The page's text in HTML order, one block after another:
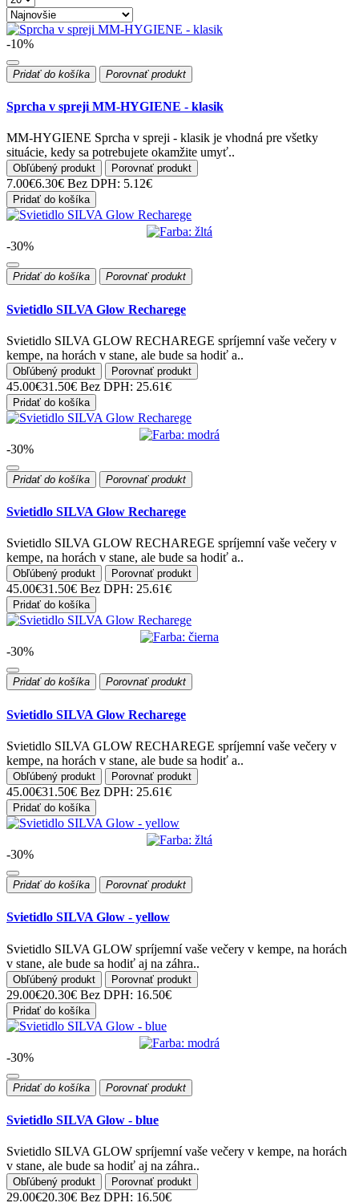
-10%
Pridať do košíka Porovnať produkt
Sprcha v spreji MM-HYGIENE - klasik
MM-HYGIENE Sprcha v spreji - klasik je vhodná pre všetky
situácie, kedy sa potrebujete okamžite umyť..
Obľúbený produkt Porovnať produkt
7.00€6.30€ Bez DPH: 5.12€
Pridať do košíka
-30%
Pridať do košíka Porovnať produkt
Svietidlo SILVA Glow Recharege
Svietidlo SILVA GLOW RECHAREGE spríjemní vaše večery v
kempe, na horách v stane, ale bude sa hodiť a..
Obľúbený produkt Porovnať produkt
45.00€31.50€ Bez DPH: 25.61€
Pridať do košíka
-30%
Pridať do košíka Porovnať produkt
Svietidlo SILVA Glow Recharege
Svietidlo SILVA GLOW RECHAREGE spríjemní vaše večery v
kempe, na horách v stane, ale bude sa hodiť a..
Obľúbený produkt Porovnať produkt
45.00€31.50€ Bez DPH: 25.61€
Pridať do košíka
-30%
Pridať do košíka Porovnať produkt
Svietidlo SILVA Glow Recharege
Svietidlo SILVA GLOW RECHAREGE spríjemní vaše večery v
kempe, na horách v stane, ale bude sa hodiť a..
Obľúbený produkt Porovnať produkt
45.00€31.50€ Bez DPH: 25.61€
Pridať do košíka
-30%
Pridať do košíka Porovnať produkt
Svietidlo SILVA Glow - yellow
Svietidlo SILVA GLOW spríjemní vaše večery v kempe, na horách
v stane, ale bude sa hodiť aj na záhra..
Obľúbený produkt Porovnať produkt
29.00€20.30€ Bez DPH: 16.50€
Pridať do košíka
-30%
Pridať do košíka Porovnať produkt
Svietidlo SILVA Glow - blue
Svietidlo SILVA GLOW spríjemní vaše večery v kempe, na horách
v stane, ale bude sa hodiť aj na záhra..
Obľúbený produkt Porovnať produkt
29.00€20.30€ Bez DPH: 16.50€